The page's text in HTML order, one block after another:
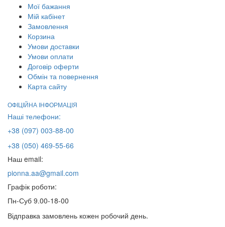
Мої бажання
Мій кабінет
Замовлення
Корзина
Умови доставки
Умови оплати
Договір оферти
Обмін та повернення
Карта сайту
ОФІЦІЙНА ІНФОРМАЦІЯ
Наші телефони:
+38 (097) 003-88-00
+38 (050) 469-55-66
Наш email:
pionna.aa@gmail.com
Графік роботи:
Пн-Суб 9.00-18-00
Відправка замовлень кожен робочий день.